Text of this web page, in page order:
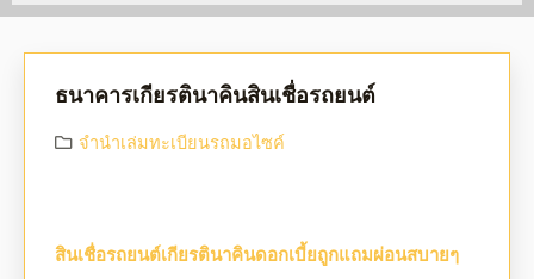
ธนาคารเกียรตินาคินสินเชื่อรถยนต์
จํานําเล่มทะเบียนรถมอไซค์
สินเชื่อรถยนต์เกียรตินาคินดอกเบี้ยถูกแถมผ่อนสบายๆ